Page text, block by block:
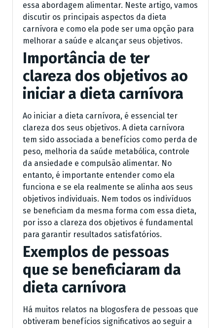
essa abordagem alimentar. Neste artigo, vamos
discutir os principais aspectos da dieta
carnívora e como ela pode ser uma opção para
melhorar a saúde e alcançar seus objetivos.
Importância de ter
clareza dos objetivos ao
iniciar a dieta carnívora
Ao iniciar a dieta carnívora, é essencial ter
clareza dos seus objetivos. A dieta carnívora
tem sido associada a benefícios como perda de
peso, melhoria da saúde metabólica, controle
da ansiedade e compulsão alimentar. No
entanto, é importante entender como ela
funciona e se ela realmente se alinha aos seus
objetivos individuais. Nem todos os indivíduos
se beneficiam da mesma forma com essa dieta,
por isso a clareza dos objetivos é fundamental
para garantir resultados satisfatórios.
Exemplos de pessoas
que se beneficiaram da
dieta carnívora
Há muitos relatos na blogosfera de pessoas que
obtiveram benefícios significativos ao seguir a